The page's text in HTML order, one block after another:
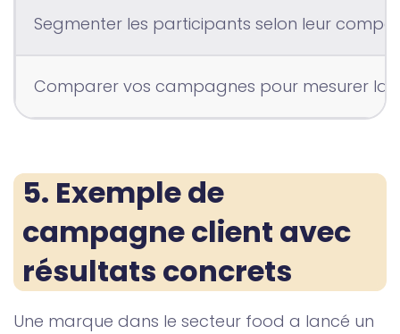
Segmenter les participants selon leur
Comparer vos campagnes pour mesurer la
5. Exemple de
campagne client avec
résultats concrets
Une marque dans le secteur food a lancé un